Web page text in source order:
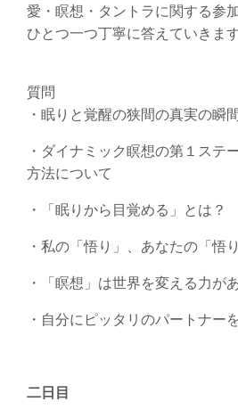
愛・瞑想・タントラに関する参
ひとつ一つ丁寧に答えていきます
質問
・眠りと覚醒の狭間の真実の瞬
・ダイナミック瞑想の第１ステ
方法について
・「眠りから目覚める」とは？
・私の「悟り」、あなたの「悟り
・「瞑想」は世界を変える力が
・自分にピッタリのパートナー
二日目